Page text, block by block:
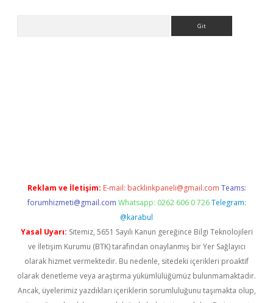
Reklam ve İletişim: E-mail: backlinkpaneli@gmail.com Teams:
forumhizmeti@gmail.com Whatsapp: 0262 606 0 726 Telegram:
@karabul
Yasal Uyarı: Sitemiz, 5651 Sayılı Kanun gereğince Bilgi Teknolojileri
ve İletişim Kurumu (BTK) tarafından onaylanmış bir Yer Sağlayıcı
olarak hizmet vermektedir. Bu nedenle, sitedeki içerikleri proaktif
olarak denetleme veya araştırma yükümlülüğümüz bulunmamaktadır.
Ancak, üyelerimiz yazdıkları içeriklerin sorumluluğunu taşımakta olup,